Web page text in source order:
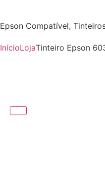
Epson Compatível,
InícioLojaTinteiro Epson